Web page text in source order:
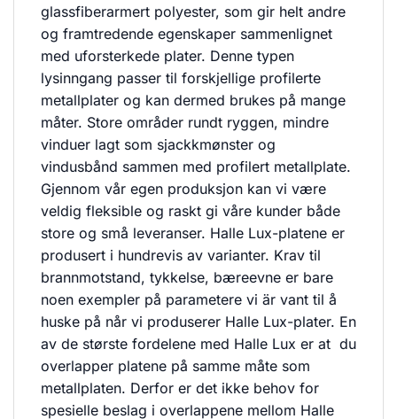
glassfiberarmert polyester, som gir helt andre
og framtredende egenskaper sammenlignet
med uforsterkede plater. Denne typen
lysinngang passer til forskjellige profilerte
metallplater og kan dermed brukes på mange
måter. Store områder rundt ryggen, mindre
vinduer lagt som sjackkmønster og
vindusbånd sammen med profilert metallplate.
Gjennom vår egen produksjon kan vi være
veldig fleksible og raskt gi våre kunder både
store og små leveranser. Halle Lux-platene er
produsert i hundrevis av varianter. Krav til
brannmotstand, tykkelse, bæreevne er bare
noen exempler på parametere vi är vant til å
huske på når vi produserer Halle Lux-plater. En
av de største fordelene med Halle Lux er at du
overlapper platene på samme måte som
metallplaten. Derfor er det ikke behov for
spesielle beslag i overlappene mellom Halle